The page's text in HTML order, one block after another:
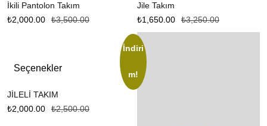
İkili Pantolon Takım
₺3,500.00
₺2,000.00
Jile Takım
₺3,250.00
₺1,650.00
İndiri
m!
Seçenekler
JİLELİ TAKIM
₺2,500.00
₺2,000.00